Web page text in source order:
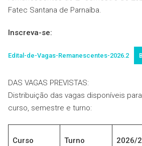
Fatec Santana de Parnaíba.
Inscreva-se:
Edital-de-Vagas-Remanescentes-2026.2
DAS VAGAS PREVISTAS:
Distribuição das vagas disponíveis
curso, semestre e turno:
Curso Turno 2026/2